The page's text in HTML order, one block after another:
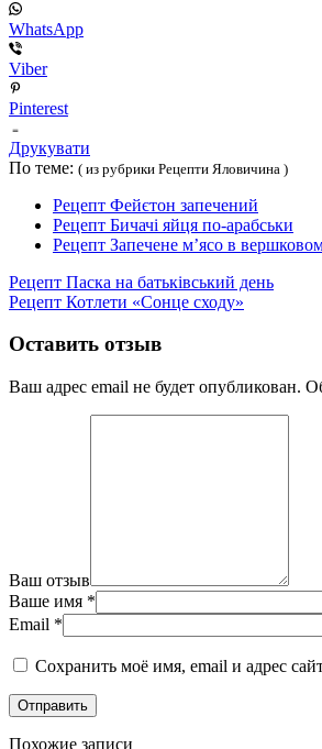
WhatsApp
Viber
Pinterest
Друкувати
По теме: ( из рубрики Рецепти Яловичина )
Рецепт Фейєтон запечений
Рецепт Бичачі яйця по-арабськи
Рецепт Запечене м’ясо в
Рецепт Паска на батьківський день
Рецепт Котлети «Сонце сходу»
Оставить отзыв
Ваш адрес email не будет опубликован.
Ваш отзыв
Ваше имя *
Email *
Сохранить моё имя, email и адрес
Похожие записи